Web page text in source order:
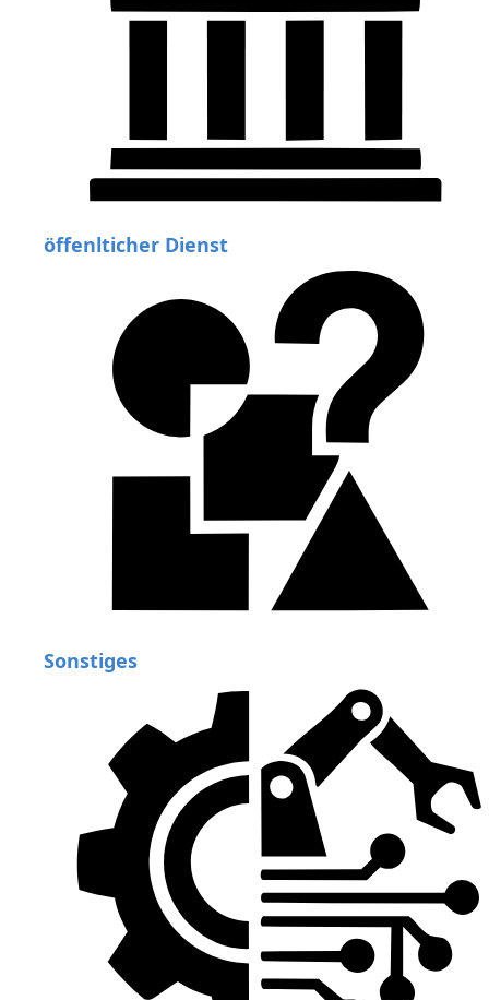
öffenlticher Dienst
Sonstiges